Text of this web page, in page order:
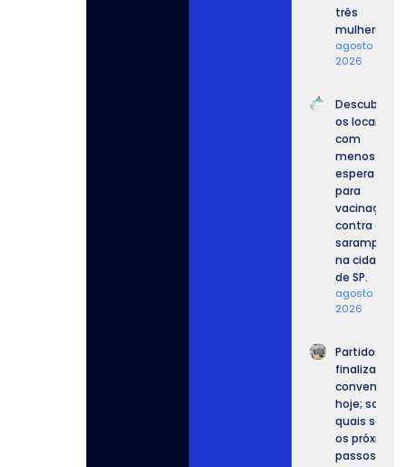
três
mulheres.
agosto 8,
2026
Descubra
os locais
com
menos
espera
para
vacinação
contra o
sarampo
na cidade
de SP.
agosto 8,
2026
Partidos
finalizam
convenções
hoje; saiba
quais serão
os próximos
passos.